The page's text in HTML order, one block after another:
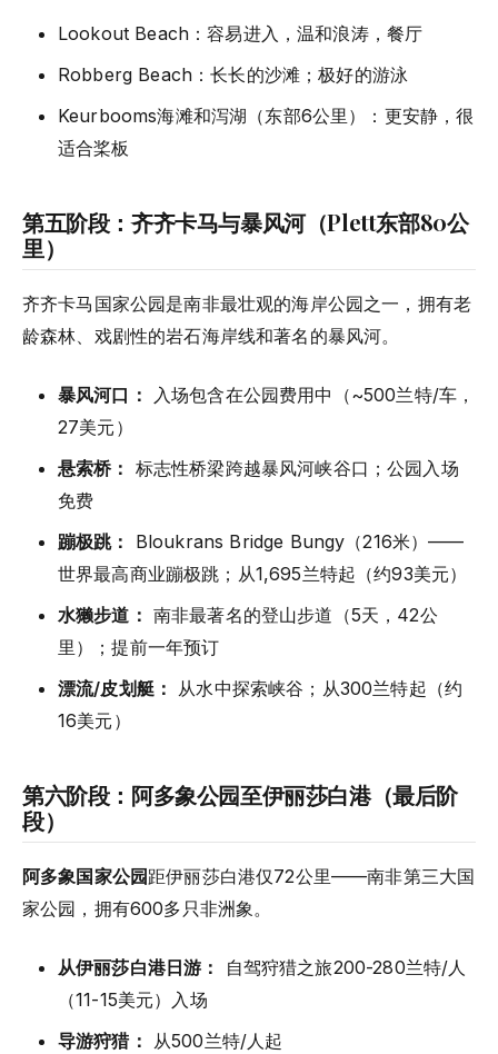
Lookout Beach：容易进入，温和浪涛，餐厅
Robberg Beach：长长的沙滩；极好的游泳
Keurbooms海滩和泻湖（东部6公里）：更安静，很
适合桨板
第五阶段：齐齐卡马与暴风河（Plett东部80公
里）
齐齐卡马国家公园是南非最壮观的海岸公园之一，拥有老
龄森林、戏剧性的岩石海岸线和著名的暴风河。
暴风河口：
入场包含在公园费用中（~500兰特/车，
27美元）
悬索桥： 标志性桥梁跨越暴风河峡谷口；公园入场
免费
蹦极跳：
Bloukrans Bridge Bungy（216米）——
世界最高商业蹦极跳；从1,695兰特起（约93美元）
水獭步道： 南非最著名的登山步道（5天，42公
里）；提前一年预订
漂流/皮划艇： 从水中探索峡谷；从300兰特起（约
16美元）
第六阶段：阿多象公园至伊丽莎白港（最后阶
段）
阿多象国家公园距伊丽莎白港仅72公里——南非第三大国
家公园，拥有600多只非洲象。
从伊丽莎白港日游：
自驾狩猎之旅200-280兰特/人
（11-15美元）入场
导游狩猎： 从500兰特/人起